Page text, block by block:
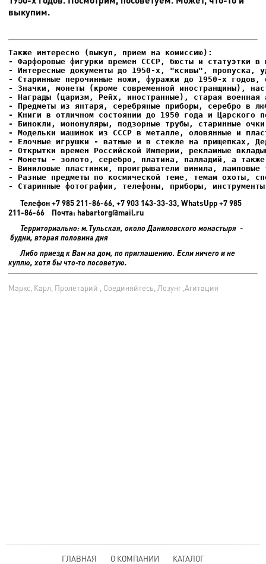
выкупим.
- Фарфоровые фигурки времен СССР, бюсты и статуэтки в
- Интересные документы до 1950-х, "ксивы", пропуска,
- Елочные игрушки - ватные и в стекле на прищепках,
- Старинные фотографии, телефоны, приборы,
Телефон +7 985 211-86-66, +7 903 143-33-33, WhatsUpp +7 985
211-86-66 Почта: habartorg@mail.ru
Территориально: м.Тульская, около Даниловского монастыря -
будни, вторая половина дня
Либо приезд к Вам на дом, по приглашению. Если ничего и не
куплю, хотя бы что-то посоветую.
Маркс, Карл, Пролетарий , Соединяйтесь, Лозунг ,Агитация
ГЛАВНАЯ О КОМПАНИИ
КАТАЛОГ